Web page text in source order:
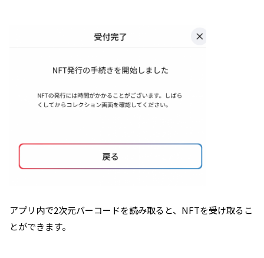
アプリ内で2次元バーコードを読み取ると、NFTを受け取るこ
とができます。